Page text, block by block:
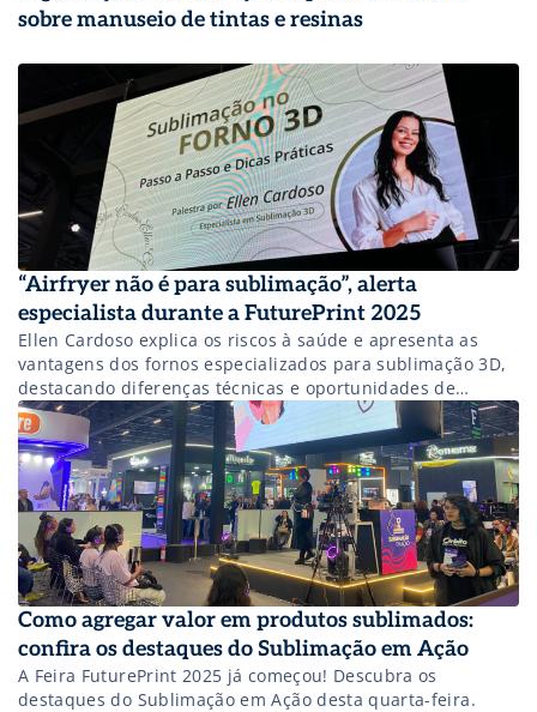
sobre manuseio de tintas e resinas
“Airfryer não é para sublimação”, alerta
especialista durante a FuturePrint 2025
Ellen Cardoso explica os riscos à saúde e apresenta as
vantagens dos fornos especializados para sublimação 3D,
destacando diferenças técnicas e oportunidades de
mercado para empresas do setor gráfico.
Como agregar valor em produtos sublimados:
confira os destaques do Sublimação em Ação
A Feira FuturePrint 2025 já começou! Descubra os
destaques do Sublimação em Ação desta quarta-feira.